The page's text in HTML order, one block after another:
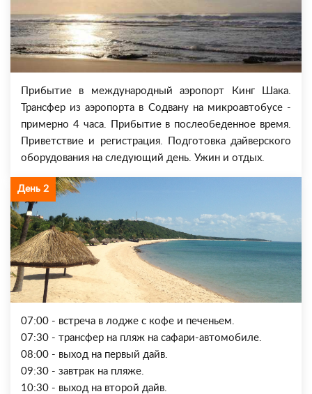
Прибытие в международный аэропорт Кинг Шака.
Трансфер из аэропорта в Содвану на микроавтобусе -
примерно 4 часа. Прибытие в послеобеденное время.
Приветствие и регистрация. Подготовка дайверского
оборудования на следующий день. Ужин и отдых.
День 2
07:00 - встреча в лодже с кофе и печеньем.
07:30 - трансфер на пляж на сафари-автомобиле.
08:00 - выход на первый дайв.
09:30 - завтрак на пляже.
10:30 - выход на второй дайв.